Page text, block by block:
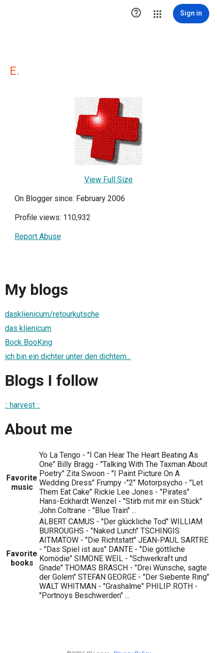
 Sign in
E.
View Full Size
On Blogger since: February 2006
Profile views: 110,932
Report Abuse
My blogs
dasklienicum/retourkutsche
das klienicum
Bock BooKing
ich bin ein dichter unter den dichtern...
Blogs I follow
:: harvest ::
About me
Favorite
music
Yo La Tengo - "I Can Hear The Heart Beating As
One" Billy Bragg - "Talking With The Taxman About
Poetry" Zita Swoon - "I Paint Picture On A
Wedding Dress" Frumpy -"2" Motorpsycho - "Let
Them Eat Cake" Rickie Lee Jones - "Pirates"
Hans-Eckhardt Wenzel - "Stirb mit mir ein Stück"
John Coltrane - "Blue Train" ...
Favorite
books
ALBERT CAMUS - "Der glückliche Tod" WILLIAM
BURROUGHS - "Naked Lunch" TSCHINGIS
AITMATOW - "Die Richtstatt" JEAN-PAUL SARTRE
- "Das Spiel ist aus" DANTE - "Die göttliche
Komödie" SIMONE WEIL - "Schwerkraft und
Gnade" THOMAS BRASCH - "Drei Wünsche, sagte
der Golem" STEFAN GEORGE - "Der Siebente Ring"
WALT WHITMAN - "Grashalme" PHILIP ROTH -
"Portnoys Beschwerden" ...